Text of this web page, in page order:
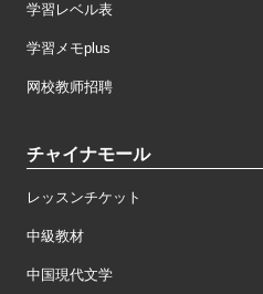
学習レベル表
学習メモplus
网校教师招聘
チャイナモール
レッスンチケット
中級教材
中国現代文学